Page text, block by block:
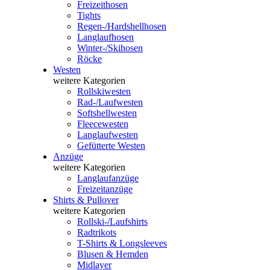
Freizeithosen
Tights
Regen-/Hardshellhosen
Langlaufhosen
Winter-/Skihosen
Röcke
Westen
weitere Kategorien
Rollskiwesten
Rad-/Laufwesten
Softshellwesten
Fleecewesten
Langlaufwesten
Gefütterte Westen
Anzüge
weitere Kategorien
Langlaufanzüge
Freizeitanzüge
Shirts & Pullover
weitere Kategorien
Rollski-/Laufshirts
Radtrikots
T-Shirts & Longsleeves
Blusen & Hemden
Midlayer